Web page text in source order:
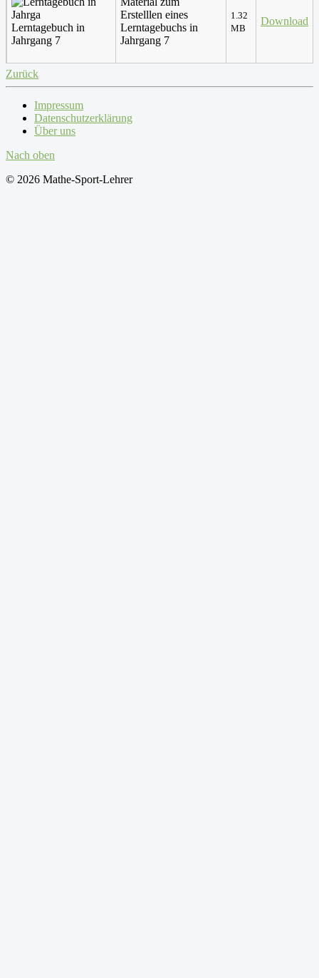
Lerntagebuch in
Jahrgang 7
Erstelllen eines
Lerntagebuchs in
Jahrgang 7
1.32
MB
Download
Zurück
Impressum
Datenschutzerklärung
Über uns
Nach oben
© 2026 Mathe-Sport-Lehrer